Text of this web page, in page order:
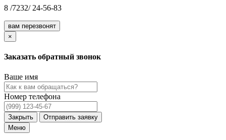
8 /7232/ 24-56-83
вам перезвонят
×
Заказать обратный звонок
Ваше имя
Номер телефона
Закрыть
Меню